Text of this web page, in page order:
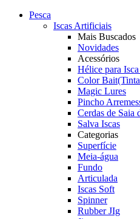
Pesca
Iscas Artificiais
Mais Buscados
Novidades
Acessórios
Hélice para
Color
Magic Lures
Pincho
Cerdas de Saia
Salva Iscas
Categorias
Superfície
Meia-água
Fundo
Articulada
Iscas Soft
Spinner
Rubber JIg